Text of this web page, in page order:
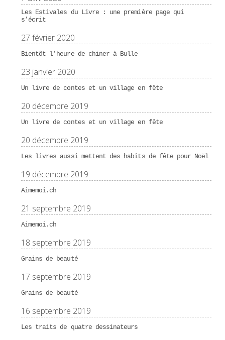
Les Estivales du Livre : une première page qui
s’écrit
27 février 2020
Bientôt l’heure de chiner à Bulle
23 janvier 2020
Un livre de contes et un village en fête
20 décembre 2019
Un livre de contes et un village en fête
20 décembre 2019
Les livres aussi mettent des habits de fête pour Noël
19 décembre 2019
Aimemoi.ch
21 septembre 2019
Aimemoi.ch
18 septembre 2019
Grains de beauté
17 septembre 2019
Grains de beauté
16 septembre 2019
Les traits de quatre dessinateurs